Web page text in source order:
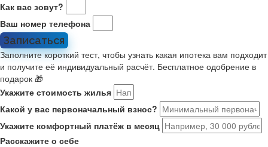
Как вас зовут?
Ваш номер телефона
Записаться
Заполните короткий тест, чтобы узнать какая ипотека вам подходит
и получите её индивидуальный расчёт. Бесплатное одобрение в
подарок 🎁
Укажите стоимость жилья
Какой у вас первоначальный взнос?
Укажите комфортный платёж в месяц
Расскажите о себе